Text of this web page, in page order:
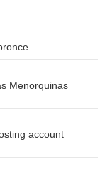
Menorquinas
account